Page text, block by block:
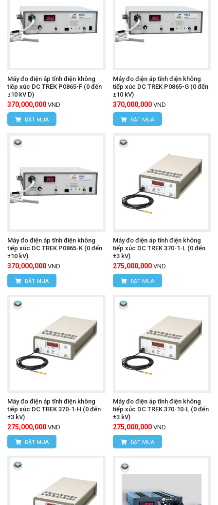
Máy đo điện áp tĩnh điện không
tiếp xúc DC TREK P0865-F (0 đến
±10 kV D)
370,000,000 VND
ĐẶT MUA
Máy đo điện áp tĩnh điện không
tiếp xúc DC TREK P0865-G (0 đến
±10 kV)
370,000,000 VND
ĐẶT MUA
Máy đo điện áp tĩnh điện không
tiếp xúc DC TREK P0865-K (0 đến
±10 kV)
370,000,000 VND
ĐẶT MUA
Máy đo điện áp tĩnh điện không
tiếp xúc DC TREK 370-1-L (0 đến
±3 kV)
275,000,000 VND
ĐẶT MUA
Máy đo điện áp tĩnh điện không
tiếp xúc DC TREK 370-1-H (0 đến
±3 kV)
275,000,000 VND
ĐẶT MUA
Máy đo điện áp tĩnh điện không
tiếp xúc DC TREK 370-10-L (0 đến
±3 kV)
275,000,000 VND
ĐẶT MUA